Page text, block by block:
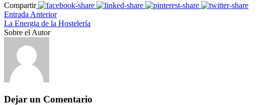
Compartir
Entrada Anterior
La Energia de la Hostelería
Sobre el Autor
Dejar un Comentario